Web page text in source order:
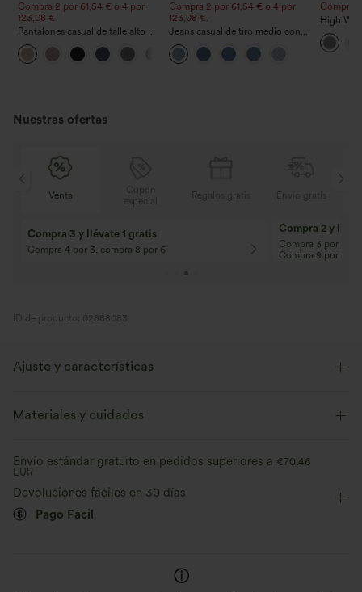
Compra 2 por 61,54 € o 4 por
123,08 €.
Pantalones casual de talle alto y
pierna recta con tacto de lino y
bolsillos
Compra 2 por 61,54 € o 4 por
123,08 €.
Jeans casual de tiro medio con
cordón y bolsillos
Compra
High
Straight
Nuestras ofertas
Cupón
especial
10% de descuento
¡En pedidos superiores a 107,00 EUR!
Código: Aug2026
12% de
¡En pedidos
Código: Aug2026
ID de producto: 02888083
Ajuste y características
Cintura plana Con bolsillos
Baggy
Materiales y cuidados
Envío estándar gratuito en pedidos superiores a €70,46
EUR
Devoluciones fáciles en 30 días
Pago Fácil